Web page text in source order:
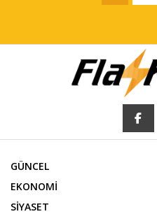
GÜNCEL
EKONOMİ
SİYASET